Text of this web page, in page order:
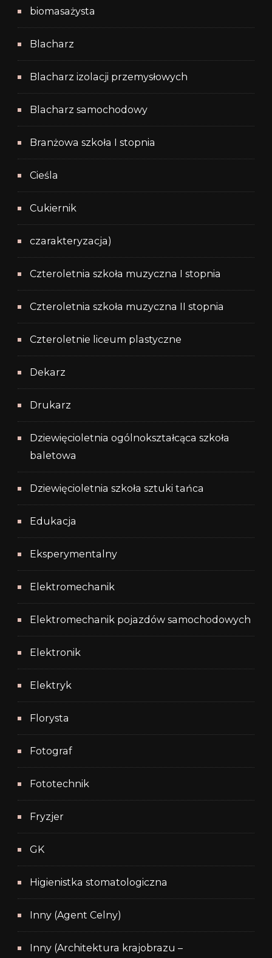
biomasażysta
Blacharz
Blacharz izolacji przemysłowych
Blacharz samochodowy
Branżowa szkoła I stopnia
Cieśla
Cukiernik
czarakteryzacja)
Czteroletnia szkoła muzyczna I stopnia
Czteroletnia szkoła muzyczna II stopnia
Czteroletnie liceum plastyczne
Dekarz
Drukarz
Dziewięcioletnia ogólnokształcąca szkoła
baletowa
Dziewięcioletnia szkoła sztuki tańca
Edukacja
Eksperymentalny
Elektromechanik
Elektromechanik pojazdów samochodowych
Elektronik
Elektryk
Florysta
Fotograf
Fototechnik
Fryzjer
GK
Higienistka stomatologiczna
Inny (Agent Celny)
Inny (Architektura krajobrazu –